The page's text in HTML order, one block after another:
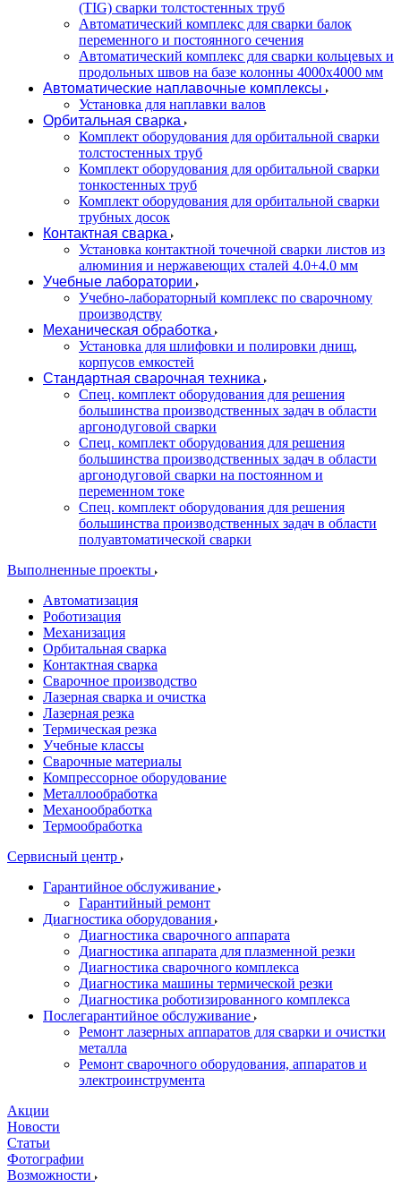
(TIG) сварки толстостенных труб
Автоматический комплекс для сварки балок
переменного и постоянного сечения
Автоматический комплекс для сварки кольцевых и
продольных швов на базе колонны 4000x4000 мм
Автоматические наплавочные комплексы
Установка для наплавки валов
Орбитальная сварка
Комплект оборудования для орбитальной сварки
толстостенных труб
Комплект оборудования для орбитальной сварки
тонкостенных труб
Комплект оборудования для орбитальной сварки
трубных досок
Контактная сварка
Установка контактной точечной сварки листов из
алюминия и нержавеющих сталей 4.0+4.0 мм
Учебные лаборатории
Учебно-лабораторный комплекс по сварочному
производству
Механическая обработка
Установка для шлифовки и полировки днищ,
корпусов емкостей
Стандартная сварочная техника
Спец. комплект оборудования для решения
большинства производственных задач в области
аргонодуговой сварки
Спец. комплект оборудования для решения
большинства производственных задач в области
аргонодуговой сварки на постоянном и
переменном токе
Спец. комплект оборудования для решения
большинства производственных задач в области
полуавтоматической сварки
Выполненные проекты
Автоматизация
Роботизация
Механизация
Орбитальная сварка
Контактная сварка
Сварочное производство
Лазерная сварка и очистка
Лазерная резка
Термическая резка
Учебные классы
Сварочные материалы
Компрессорное оборудование
Металлообработка
Механообработка
Термообработка
Сервисный центр
Гарантийное обслуживание
Гарантийный ремонт
Диагностика оборудования
Диагностика сварочного аппарата
Диагностика аппарата для плазменной резки
Диагностика сварочного комплекса
Диагностика машины термической резки
Диагностика роботизированного комплекса
Послегарантийное обслуживание
Ремонт лазерных аппаратов для сварки и очистки
металла
Ремонт сварочного оборудования, аппаратов и
электроинструмента
Акции
Новости
Статьи
Фотографии
Возможности